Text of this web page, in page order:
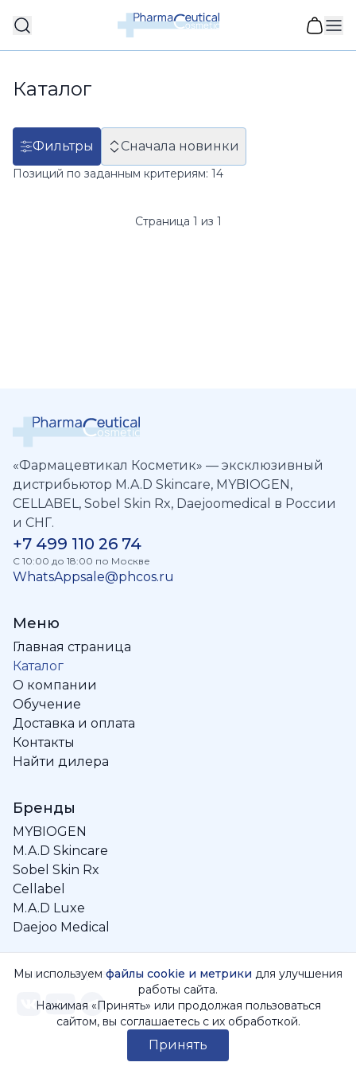
Мы используем файлы сookie и метрики для улучшения
работы сайта.
Нажимая «Принять» или продолжая пользоваться
сайтом, вы соглашаетесь с их обработкой.
Принять
Каталог
Фильтры Сначала новинки
Позиций по заданным критериям: 14
Страница 1 из 1
«Фармацевтикал Косметик» — эксклюзивный
дистрибьютор M.A.D Skincare, MYBIOGEN,
CELLABEL, Sobel Skin Rx, Daejoomedical в России
и СНГ.
+7 499 110 26 74
C 10:00 до 18:00 по Москве
WhatsAppsale@phcos.ru
Меню
Главная страница
Каталог
О компании
Обучение
Доставка и оплата
Контакты
Найти дилера
Бренды
MYBIOGEN
M.A.D Skincare
Sobel Skin Rx
Cellabel
M.A.D Luxe
Daejoo Medical
Наши соцсети